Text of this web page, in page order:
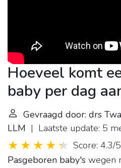
Hoeveel komt
baby per dag
Gevraagd door: drs
LLM | Laatste update: 5
Score: 4.3/5
Pasgeboren baby's wegen